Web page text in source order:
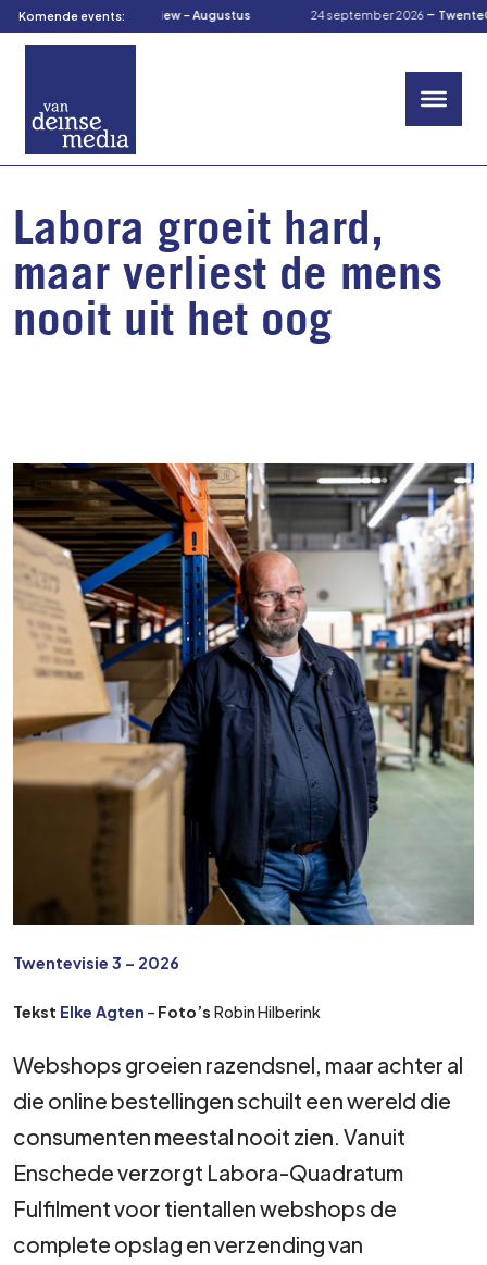
Komende events:
2026-TOM’s Preview – Augustus 24 september 2026-
Labora groeit hard,
maar verliest de mens
nooit uit het oog
Twentevisie 3 – 2026
Tekst Elke Agten – Foto’s Robin Hilberink
Webshops groeien razendsnel, maar achter al
die online bestellingen schuilt een wereld die
consumenten meestal nooit zien. Vanuit
Enschede verzorgt Labora-Quadratum
Fulfilment voor tientallen webshops de
complete opslag en verzending van